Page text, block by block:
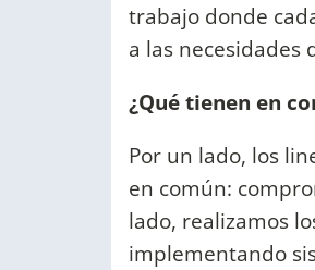
trabajo donde
a las necesidades
¿Qué tienen en
Por un lado, los
en común:
lado, realizamos
implementando